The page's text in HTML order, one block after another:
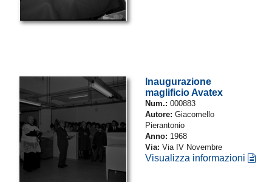
Inaugurazione
maglificio Avatex
Num.: 000883
Autore: Giacomello
Pierantonio
Anno: 1968
Via: Via IV Novembre
Visualizza informazioni